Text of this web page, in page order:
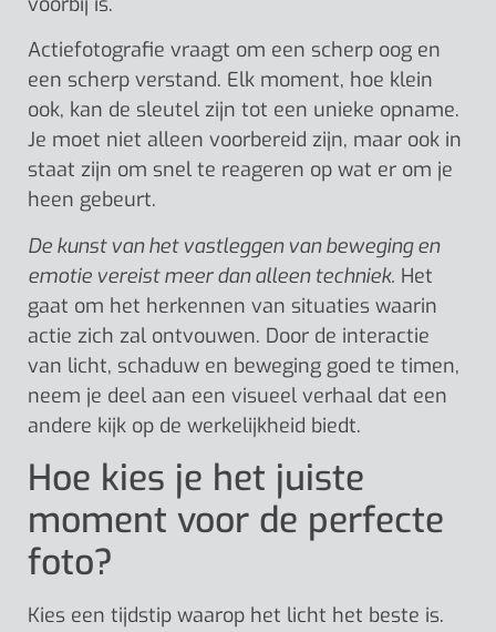
Actiefotografie vraagt om een scherp oog en
een scherp verstand. Elk moment, hoe klein
ook, kan de sleutel zijn tot een unieke opname.
Je moet niet alleen voorbereid zijn, maar ook in
staat zijn om snel te reageren op wat er om je
heen gebeurt.
De kunst van het vastleggen van beweging en
emotie vereist meer dan alleen techniek. Het
gaat om het herkennen van situaties waarin
actie zich zal ontvouwen. Door de interactie
van licht, schaduw en beweging goed te timen,
neem je deel aan een visueel verhaal dat een
andere kijk op de werkelijkheid biedt.
Hoe kies je het juiste
moment voor de perfecte
foto?
Kies een tijdstip waarop het licht het beste is.